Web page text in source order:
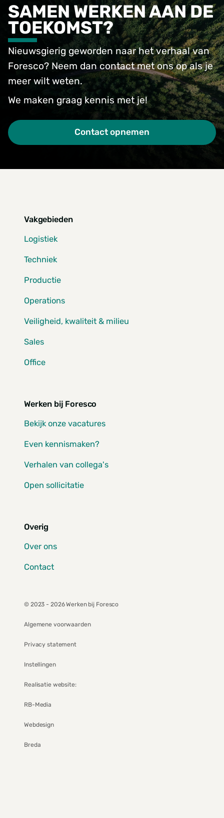
SAMEN WERKEN AAN DE
TOEKOMST?
Nieuwsgierig geworden naar het verhaal van
Foresco? Neem dan contact met ons op als je
meer wilt weten.
We maken graag kennis met je!
Contact opnemen
Vakgebieden
Logistiek
Techniek
Productie
Operations
Veiligheid, kwaliteit & milieu
Sales
Office
Werken bij Foresco
Bekijk onze vacatures
Even kennismaken?
Verhalen van collega's
Open sollicitatie
Overig
Over ons
Contact
© 2023 - 2026 Werken bij Foresco
Algemene voorwaarden
Privacy statement
Instellingen
Realisatie website:
RB-Media
Webdesign
Breda